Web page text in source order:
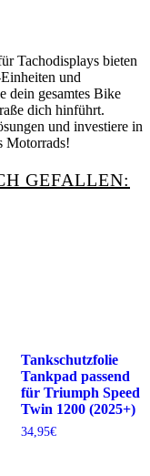
Tachodisplays bieten
und
dein gesamtes Bike
dich hinführt.
und investiere in
Motorrads!
GEFALLEN:
Tankschutzfolie
Tankpad passend
für Triumph Speed
Twin 1200 (2025+)
34,95€